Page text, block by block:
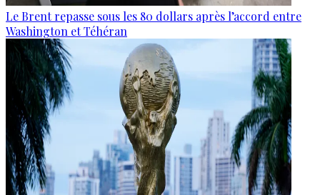
Le Brent repasse sous les 80 dollars après l’accord entre
Washington et Téhéran